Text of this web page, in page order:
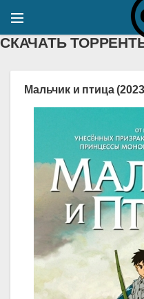
СКАЧАТЬ
Мальчик и птица